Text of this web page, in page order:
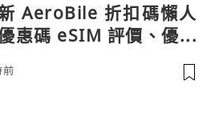
AeroBile 折扣碼懶人
惠碼 eSIM 評價、優缺
學完整整理
前